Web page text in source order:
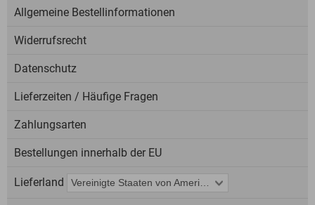
Allgemeine Bestellinformationen
Widerrufsrecht
Datenschutz
Lieferzeiten / Häufige Fragen
Zahlungsarten
Bestellungen innerhalb der EU
Lieferland